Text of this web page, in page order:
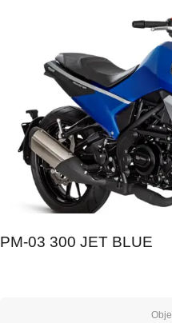
PM-03 300 JET BLUE